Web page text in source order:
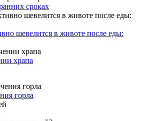
сроках
шевелится в животе после еды:
храпа
горла